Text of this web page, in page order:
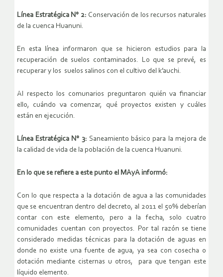
Línea Estratégica N° 2: Conservación de los recursos naturales
de la cuenca Huanuni.
En esta línea informaron que se hicieron estudios para la
recuperación de suelos contaminados. Lo que se prevé, es
recuperar y los suelos salinos con el cultivo del k’auchi.
Al respecto los comunarios preguntaron quién va financiar
ello, cuándo va comenzar, qué proyectos existen y cuáles
están en ejecución.
Línea Estratégica N° 3: Saneamiento básico para la mejora de
la calidad de vida de la población de la cuenca Huanuni.
En lo que se refiere a este punto el MAyA informó:
Con lo que respecta a la dotación de agua a las comunidades
que se encuentran dentro del decreto, al 2011 el 50% deberían
contar con este elemento, pero a la fecha, solo cuatro
comunidades cuentan con proyectos. Por tal razón se tiene
considerado medidas técnicas para la dotación de aguas en
donde no existe una fuente de agua, ya sea con cosecha o
dotación mediante cisternas u otros, para que tengan este
líquido elemento.